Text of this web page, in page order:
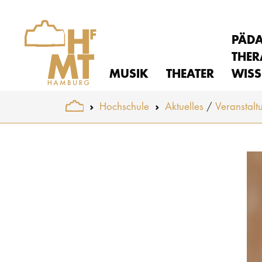
MUSIK THEATER
You are here:Hochschule Aktuelles